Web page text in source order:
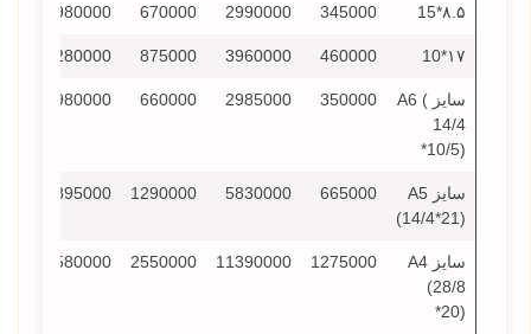
۸.۵*15 345000
2990000
670000
980000
۱۷*10 460000
3960000
875000
1280000
سایز A6 (
14/4
*10/5)
350000
2985000
660000
980000
سایز A5
(14/4*21)
665000
5830000
1290000
1895000
سایز A4
(28/8
*20)
1275000
11390000
2550000
3580000